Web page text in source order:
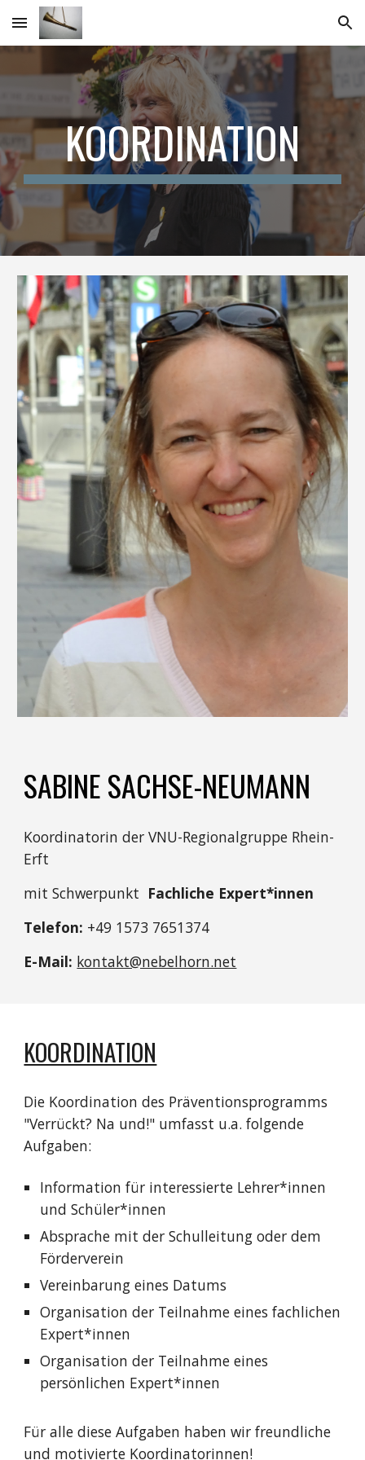
Skip to main content Skip to navigation
KOORDINATION
SABINE SACHSE-NEUMANN
Koordinatorin der VNU-Regionalgruppe Rhein-
Erft
mit Schwerpunkt Fachliche Expert*innen
Telefon: +49 1573 7651374
E-Mail: kontakt@nebelhorn.net
KOORDINATION
Die Koordination des Präventionsprogramms
"Verrückt? Na und!" umfasst u.a. folgende
Aufgaben:
Information für interessierte Lehrer*innen
und Schüler*innen
Absprache mit der Schulleitung oder dem
Förderverein
Vereinbarung eines Datums
Organisation der Teilnahme eines fachlichen
Expert*innen
Organisation der Teilnahme eines
persönlichen Expert*innen
Für alle diese Aufgaben haben wir freundliche
und motivierte Koordinatorinnen!